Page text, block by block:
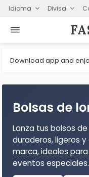
Idioma Divisa
Download app and
Bolsas de
Lanza tus bolsos
duraderos, ligeros
marca, ideales
eventos